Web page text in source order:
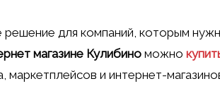
решение для компаний, которым
магазине Кулибино можно
маркетплейсов и интернет-